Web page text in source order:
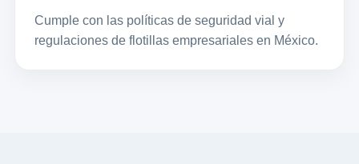
Cumple con las políticas de seguridad vial y
regulaciones de flotillas empresariales en México.